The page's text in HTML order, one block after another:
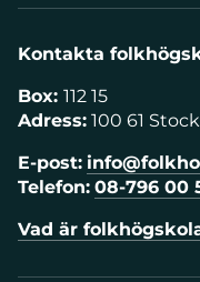
Kontakta
Box: 112 15
Adress: 100 61
E-post:
Telefon: 08-796 00
Vad är